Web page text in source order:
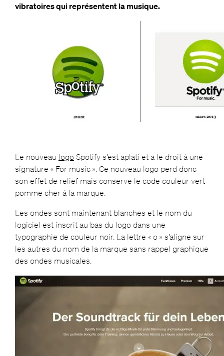
vibratoires qui représentent la musique.
Le nouveau logo Spotify s’est aplati et a le droit à une
signature « For music ». Ce nouveau logo perd donc
son effet de relief mais conserve le code couleur vert
pomme cher à la marque.
Les ondes sont maintenant blanches et le nom du
logiciel est inscrit au bas du logo dans une
typographie de couleur noir. La lettre « o » s’aligne sur
les autres du nom de la marque sans rappel graphique
des ondes musicales.